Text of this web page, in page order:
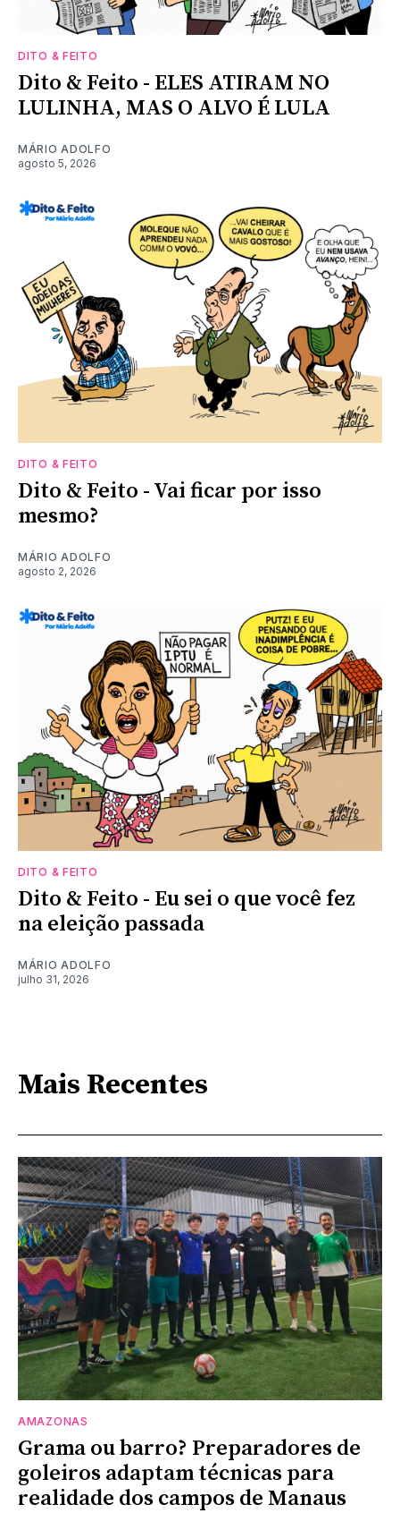
DITO & FEITO
Dito & Feito - ELES ATIRAM NO
LULINHA, MAS O ALVO É LULA
MÁRIO ADOLFO
agosto 5, 2026
DITO & FEITO
Dito & Feito - Vai ficar por isso
mesmo?
MÁRIO ADOLFO
agosto 2, 2026
DITO & FEITO
Dito & Feito - Eu sei o que você fez
na eleição passada
MÁRIO ADOLFO
julho 31, 2026
Mais Recentes
AMAZONAS
Grama ou barro? Preparadores de
goleiros adaptam técnicas para
realidade dos campos de Manaus